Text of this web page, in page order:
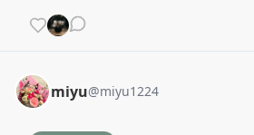
miyu@miyu1224